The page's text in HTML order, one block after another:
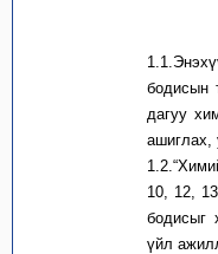
бодисын
дагуу
ашиглах,
10, 12,
бодисыг
үйл